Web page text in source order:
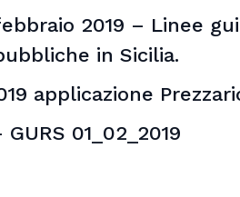
2019 – Linee
in Sicilia.
applicazione
01_02_2019